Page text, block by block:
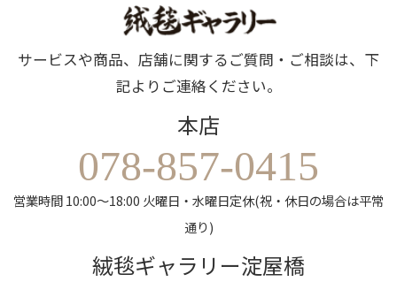
サービスや商品、店舗に関するご質問・ご相談は、下
記よりご連絡ください。
本店
078-857-0415
営業時間 10:00～18:00 火曜日・水曜日定休(祝・休日の場合は平常
通り)
絨毯ギャラリー淀屋橋